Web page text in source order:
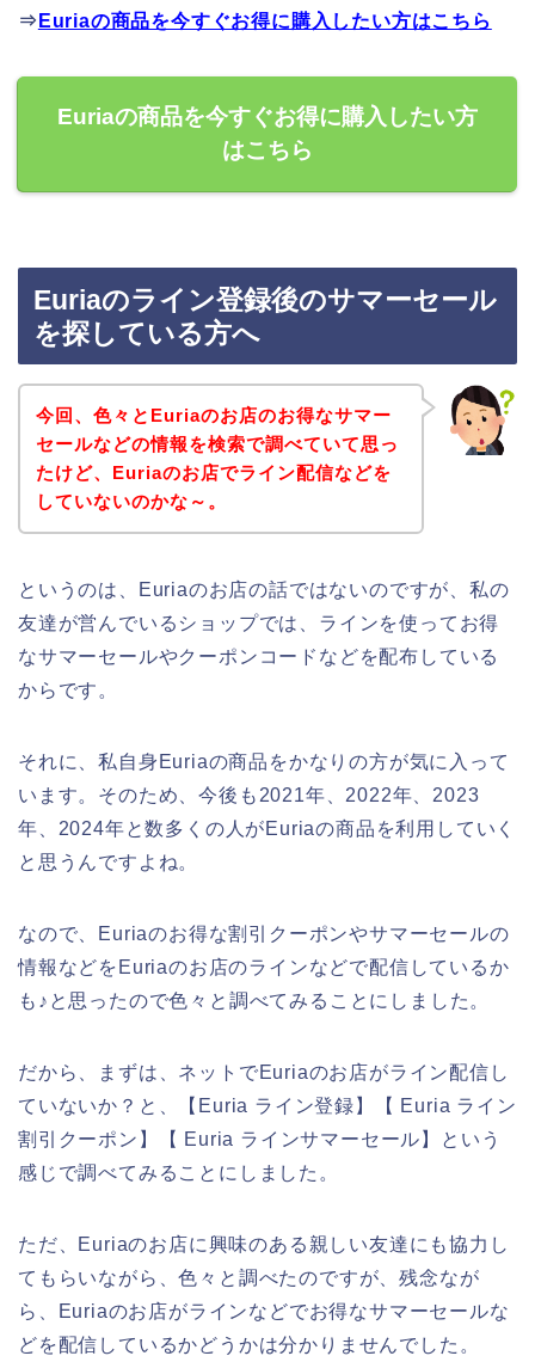
⇒ Euriaの商品を今すぐお得に購入したい方はこちら
Euriaの商品を今すぐお得に購入したい方
はこちら
Euriaのライン登録後のサマーセール
を探している方へ
今回、色々とEuriaのお店のお得なサマー
セールなどの情報を検索で調べていて思っ
たけど、Euriaのお店でライン配信などを
していないのかな～。
というのは、Euriaのお店の話ではないのですが、私の
友達が営んでいるショップでは、ラインを使ってお得
なサマーセールやクーポンコードなどを配布している
からです。
それに、私自身Euriaの商品をかなりの方が気に入って
います。そのため、今後も2021年、2022年、2023
年、2024年と数多くの人がEuriaの商品を利用していく
と思うんですよね。
なので、Euriaのお得な割引クーポンやサマーセールの
情報などをEuriaのお店のラインなどで配信しているか
も♪と思ったので色々と調べてみることにしました。
だから、まずは、ネットでEuriaのお店がライン配信し
ていないか？と、【Euria ライン登録】【 Euria ライン
割引クーポン】【 Euria ラインサマーセール】という
感じで調べてみることにしました。
ただ、Euriaのお店に興味のある親しい友達にも協力し
てもらいながら、色々と調べたのですが、残念なが
ら、Euriaのお店がラインなどでお得なサマーセールな
どを配信しているかどうかは分かりませんでした。